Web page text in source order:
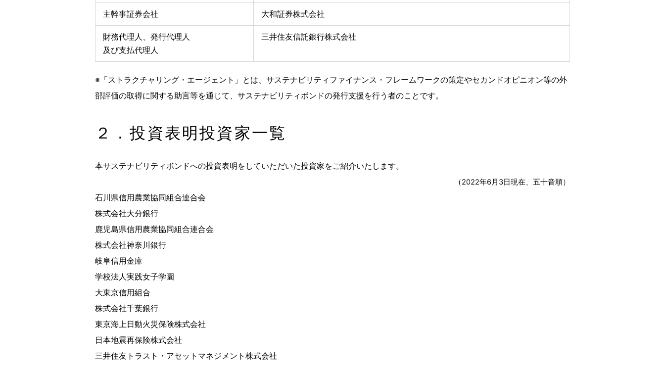
主幹事証券会社 大和証券株式会社
財務代理人、発行代理人
及び支払代理人
三井住友信託銀行株式会社
※「ストラクチャリング・エージェント」とは、サステナビリティファイナンス・フレームワークの策定やセカンドオピニオン等の外
部評価の取得に関する助言等を通じて、サステナビリティボンドの発行支援を行う者のことです。
２．投資表明投資家一覧
本サステナビリティボンドへの投資表明をしていただいた投資家をご紹介いたします。
（2022年6月3日現在、五十音順）
石川県信用農業協同組合連合会
株式会社大分銀行
鹿児島県信用農業協同組合連合会
株式会社神奈川銀行
岐阜信用金庫
学校法人実践女子学園
大東京信用組合
株式会社千葉銀行
東京海上日動火災保険株式会社
日本地震再保険株式会社
三井住友トラスト・アセットマネジメント株式会社